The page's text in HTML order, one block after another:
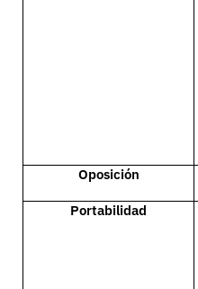
Oposición
Portabilidad